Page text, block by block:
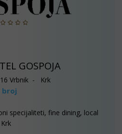
GOSPOJA
Vrbnik - Krk
broj
specijaliteti, fine dining, local